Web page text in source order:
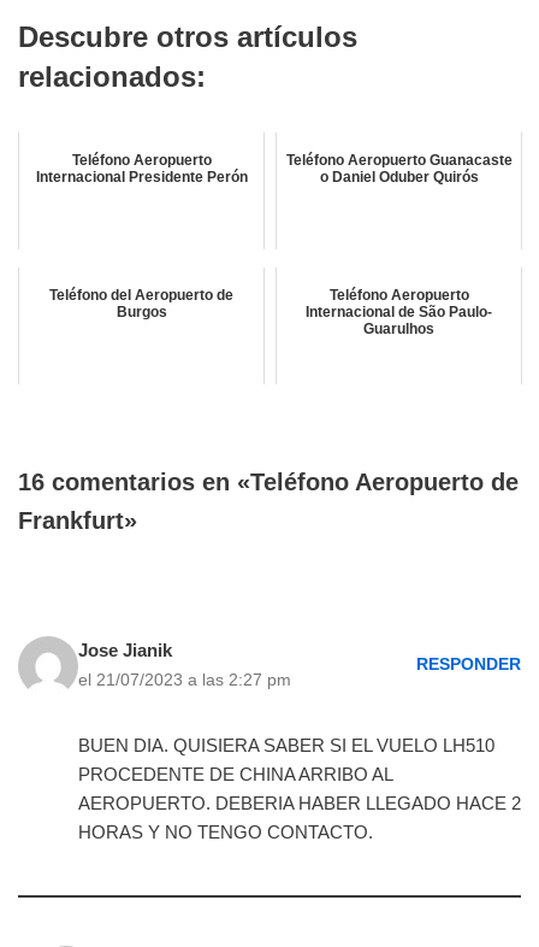
Descubre otros artículos
relacionados:
Teléfono Aeropuerto
Internacional Presidente Perón
Teléfono Aeropuerto Guanacaste
o Daniel Oduber Quirós
Teléfono del Aeropuerto de
Burgos
Teléfono Aeropuerto
Internacional de São Paulo-
Guarulhos
16 comentarios en «Teléfono Aeropuerto de
Frankfurt»
Jose Jianik
el 21/07/2023 a las 2:27 pm
RESPONDER
BUEN DIA. QUISIERA SABER SI EL VUELO LH510
PROCEDENTE DE CHINA ARRIBO AL
AEROPUERTO. DEBERIA HABER LLEGADO HACE 2
HORAS Y NO TENGO CONTACTO.